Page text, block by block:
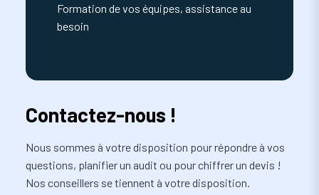
Formation de vos équipes, assistance au
besoin
Contactez-nous !
Nous sommes à votre disposition pour répondre à vos
questions, planifier un audit ou pour chiffrer un devis !
Nos conseillers se tiennent à votre disposition.